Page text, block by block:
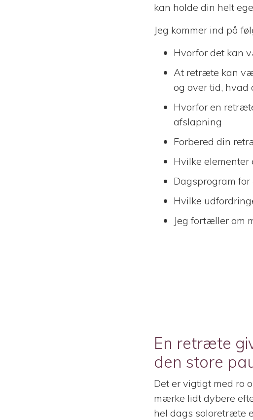
kan holde din helt
Jeg kommer ind på
Hvorfor det kan
At retræte kan
og over tid,
Hvorfor en
afslapning
Forbered din
Hvilke
Dagsprogram
Hvilke
Jeg fortæller om
En retræte
den store
Det er vigtigt med ro
mærke lidt dybere
hel dags soloretræte